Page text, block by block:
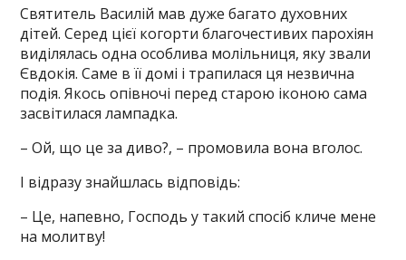
Святитель Василій мав дуже багато духовних
дітей. Серед цієї когорти благочестивих парохіян
виділялась одна особлива молільниця, яку звали
Євдокія. Саме в її домі і трапилася ця незвична
подія. Якось опівночі перед старою іконою сама
засвітилася лампадка.
– Ой, що це за диво?, – промовила вона вголос.
І відразу знайшлась відповідь:
– Це, напевно, Господь у такий спосіб кличе мене
на молитву!